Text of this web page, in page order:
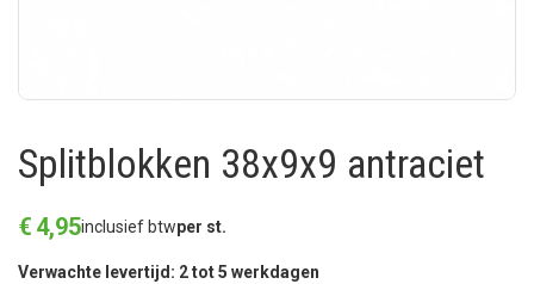
Splitblokken 38x9x9 antraciet
€ 4,95inclusief btwper st.
Verwachte levertijd: 2 tot 5 werkdagen